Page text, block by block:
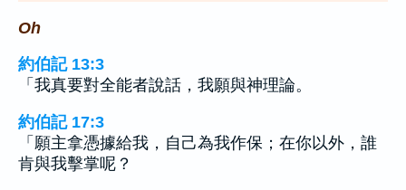
Oh
約伯記 13:3
「我真要對全能者說話，我願與神理論。
約伯記 17:3
「願主拿憑據給我，自己為我作保；在你以外，誰
肯與我擊掌呢？